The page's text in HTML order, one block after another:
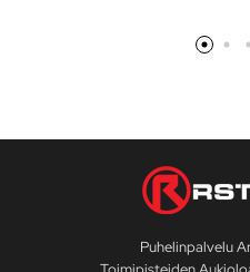
Puhelinpalvelu